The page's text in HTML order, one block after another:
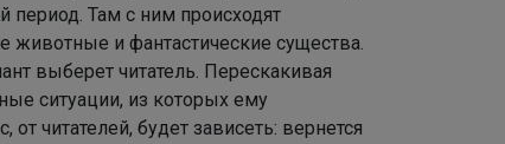
период. Там с ним происходят
и фантастические существа.
выберет читатель. Перескакивая
ситуации, из которых ему
читателей, будет зависеть: вернется